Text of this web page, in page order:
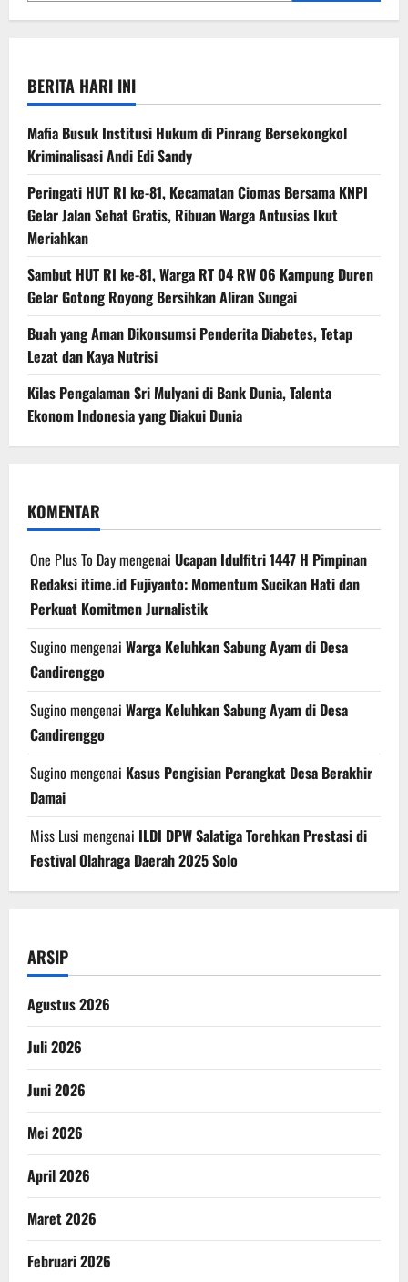
BERITA HARI INI
Mafia Busuk Institusi Hukum di Pinrang Bersekongkol
Kriminalisasi Andi Edi Sandy
Peringati HUT RI ke-81, Kecamatan Ciomas Bersama KNPI
Gelar Jalan Sehat Gratis, Ribuan Warga Antusias Ikut
Meriahkan
Sambut HUT RI ke-81, Warga RT 04 RW 06 Kampung Duren
Gelar Gotong Royong Bersihkan Aliran Sungai
Buah yang Aman Dikonsumsi Penderita Diabetes, Tetap
Lezat dan Kaya Nutrisi
Kilas Pengalaman Sri Mulyani di Bank Dunia, Talenta
Ekonom Indonesia yang Diakui Dunia
KOMENTAR
One Plus To Daymengenai Ucapan Idulfitri 1447 H Pimpinan
Redaksi itime.id Fujiyanto: Momentum Sucikan Hati dan
Perkuat Komitmen Jurnalistik
Sugino mengenai Warga Keluhkan Sabung Ayam di Desa
Candirenggo
Sugino mengenai Warga Keluhkan Sabung Ayam di Desa
Candirenggo
Sugino mengenai Kasus Pengisian Perangkat Desa Berakhir
Damai
Miss Lusi mengenai ILDI DPW Salatiga Torehkan Prestasi di
Festival Olahraga Daerah 2025 Solo
ARSIP
Agustus 2026
Juli 2026
Juni 2026
Mei 2026
April 2026
Maret 2026
Februari 2026